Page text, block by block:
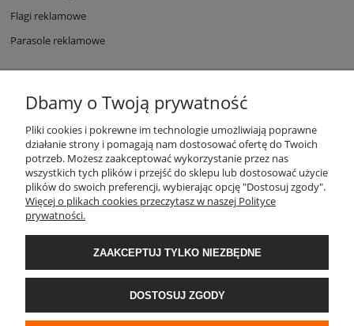
Flagi reklamowe
Parasole reklamowe
POMOC
DO POBRANIA
Dbamy o Twoją prywatność
Pliki cookies i pokrewne im technologie umożliwiają poprawne
działanie strony i pomagają nam dostosować ofertę do Twoich
potrzeb. Możesz zaakceptować wykorzystanie przez nas
wszystkich tych plików i przejść do sklepu lub dostosować użycie
plików do swoich preferencji, wybierając opcję "Dostosuj zgody".
Więcej o plikach cookies przeczytasz w naszej Polityce
prywatności.
ZAAKCEPTUJ TYLKO NIEZBĘDNE
DOSTOSUJ ZGODY